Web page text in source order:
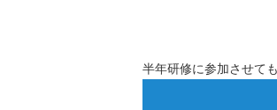
半年研修に参加させて